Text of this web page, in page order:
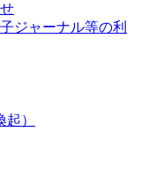
ジャーナル等の利
）